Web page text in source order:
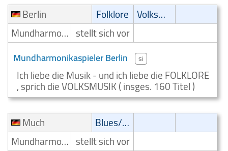
Berlin
Folklore
Volksmusik
Mundharmonikaspieler stellt sich vor
Mundharmonikaspieler Berlin si
Ich liebe die Musik - und ich liebe die FOLKLORE
, sprich die VOLKSMUSIK ( insges. 160 Titel )
Much
Blues/Swing
Mundharmonikaspieler stellt sich vor